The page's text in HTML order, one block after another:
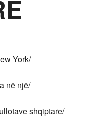
York/
në një/
shqiptare/